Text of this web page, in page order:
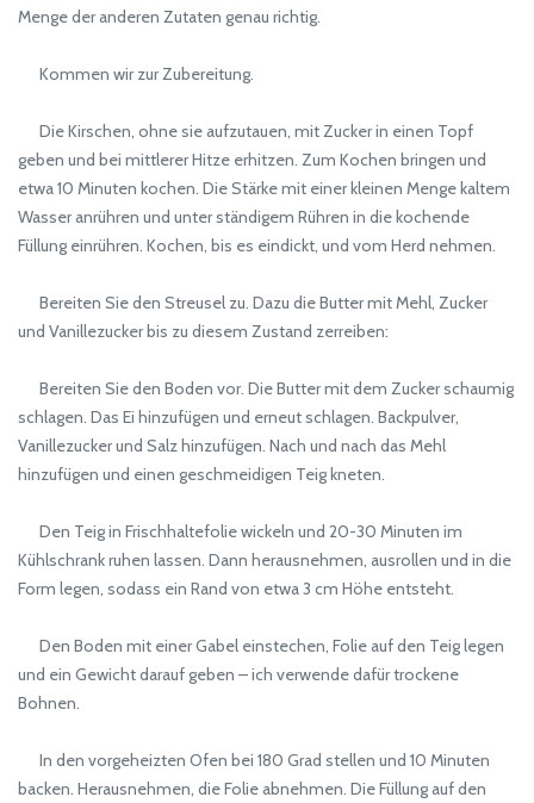
Menge der anderen Zutaten genau richtig.
Kommen wir zur Zubereitung.
Die Kirschen, ohne sie aufzutauen, mit Zucker in einen Topf
geben und bei mittlerer Hitze erhitzen. Zum Kochen bringen und
etwa 10 Minuten kochen. Die Stärke mit einer kleinen Menge kaltem
Wasser anrühren und unter ständigem Rühren in die kochende
Füllung einrühren. Kochen, bis es eindickt, und vom Herd nehmen.
Bereiten Sie den Streusel zu. Dazu die Butter mit Mehl, Zucker
und Vanillezucker bis zu diesem Zustand zerreiben:
Bereiten Sie den Boden vor. Die Butter mit dem Zucker schaumig
schlagen. Das Ei hinzufügen und erneut schlagen. Backpulver,
Vanillezucker und Salz hinzufügen. Nach und nach das Mehl
hinzufügen und einen geschmeidigen Teig kneten.
Den Teig in Frischhaltefolie wickeln und 20-30 Minuten im
Kühlschrank ruhen lassen. Dann herausnehmen, ausrollen und in die
Form legen, sodass ein Rand von etwa 3 cm Höhe entsteht.
Den Boden mit einer Gabel einstechen, Folie auf den Teig legen
und ein Gewicht darauf geben – ich verwende dafür trockene
Bohnen.
In den vorgeheizten Ofen bei 180 Grad stellen und 10 Minuten
backen. Herausnehmen, die Folie abnehmen. Die Füllung auf den